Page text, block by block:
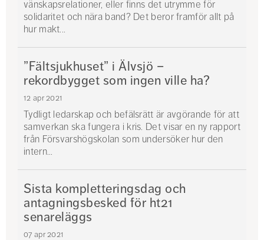
vänskapsrelationer, eller finns det utrymme för
solidaritet och nära band? Det beror framför allt på
hur makt...
”Fältsjukhuset” i Älvsjö –
rekordbygget som ingen ville ha?
12 apr 2021
Tydligt ledarskap och befälsrätt är avgörande för att
samverkan ska fungera i kris. Det visar en ny rapport
från Försvarshögskolan som undersöker hur den
intern...
Sista kompletteringsdag och
antagningsbesked för ht21
senareläggs
07 apr 2021